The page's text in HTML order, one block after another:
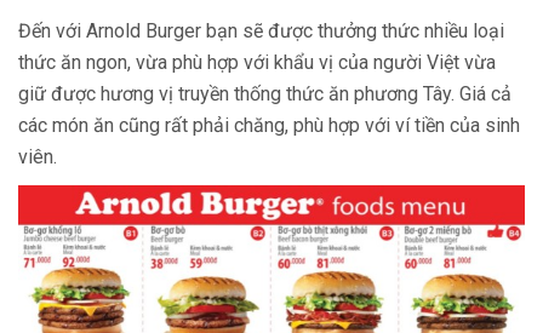
Đến với Arnold Burger bạn sẽ được thưởng thức nhiều loại
thức ăn ngon, vừa phù hợp với khẩu vị của người Việt vừa
giữ được hương vị truyền thống thức ăn phương Tây. Giá cả
các món ăn cũng rất phải chăng, phù hợp với ví tiền của sinh
viên.